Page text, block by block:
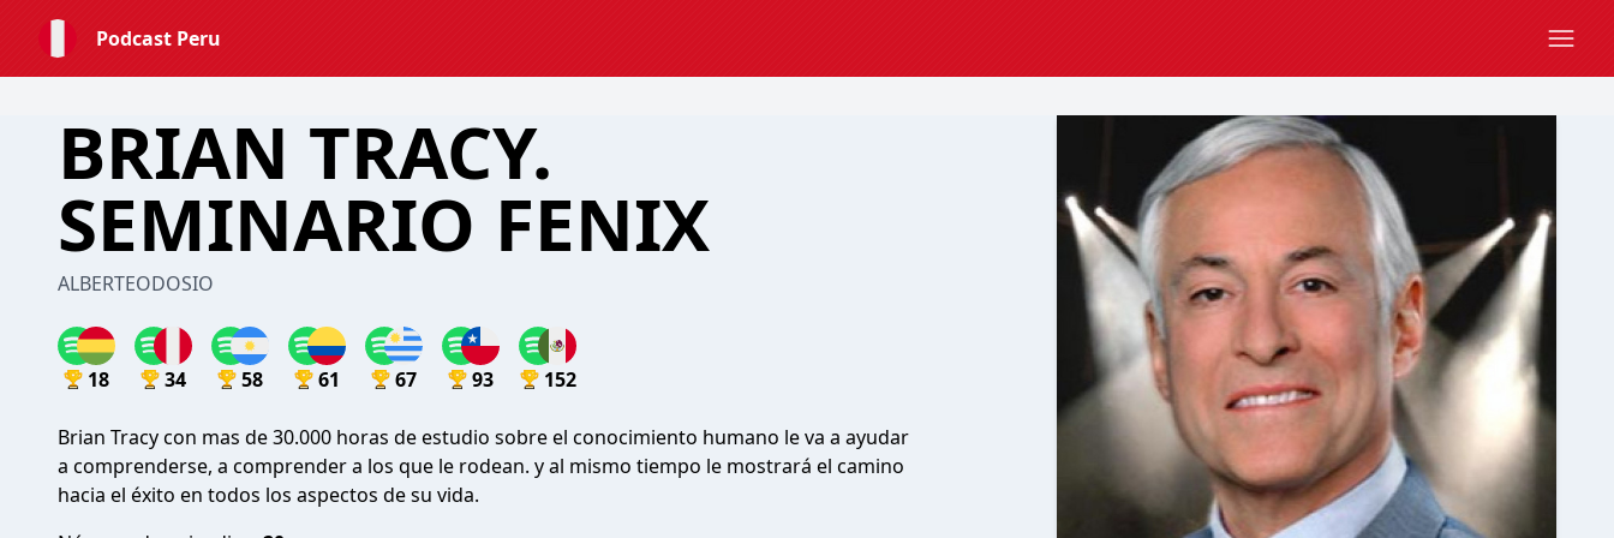
Podcast Peru
BRIAN TRACY.
SEMINARIO FENIX
ALBERTEODOSIO
18 34 58 61 67 93 152
Brian Tracy con mas de 30.000 horas de estudio sobre el conocimiento humano le va a ayudar
a comprenderse, a comprender a los que le rodean. y al mismo tiempo le mostrará el camino
hacia el éxito en todos los aspectos de su vida.